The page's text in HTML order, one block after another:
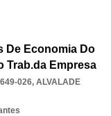
De Economia Do
Trab.da Empresa
026, ALVALADE